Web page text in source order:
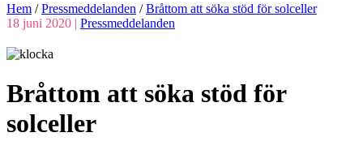
Hem /Pressmeddelanden /Bråttom att söka stöd för solceller
18 juni 2020 | Pressmeddelanden
Bråttom att söka stöd för
solceller